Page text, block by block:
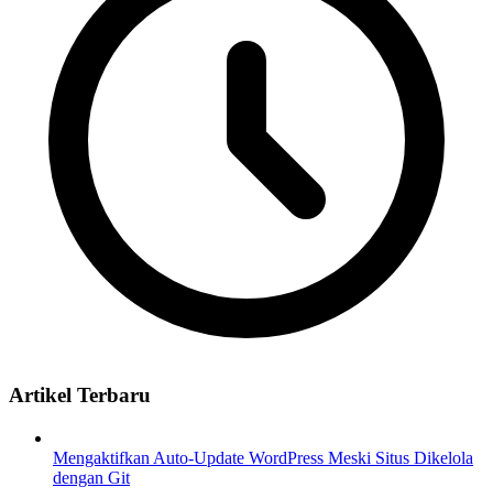
Artikel Terbaru
Mengaktifkan Auto-Update WordPress Meski Situs Dikelola
dengan Git